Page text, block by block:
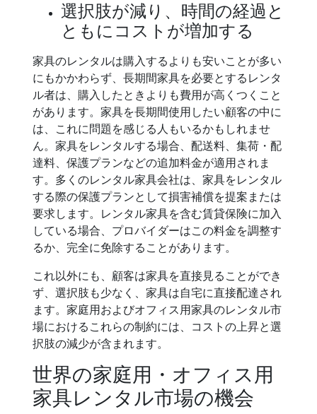
選択肢が減り、時間の経過と
ともにコストが増加する
家具のレンタルは購入するよりも安いことが多い
にもかかわらず、長期間家具を必要とするレンタ
ル者は、購入したときよりも費用が高くつくこと
があります。家具を長期間使用したい顧客の中に
は、これに問題を感じる人もいるかもしれませ
ん。家具をレンタルする場合、配送料、集荷・配
達料、保護プランなどの追加料金が適用されま
す。多くのレンタル家具会社は、家具をレンタル
する際の保護プランとして損害補償を提案または
要求します。レンタル家具を含む賃貸保険に加入
している場合、プロバイダーはこの料金を調整す
るか、完全に免除することがあります。
これ以外にも、顧客は家具を直接見ることができ
ず、選択肢も少なく、家具は自宅に直接配達され
ます。家庭用およびオフィス用家具のレンタル市
場におけるこれらの制約には、コストの上昇と選
択肢の減少が含まれます。
世界の家庭用・オフィス用
家具レンタル市場の機会